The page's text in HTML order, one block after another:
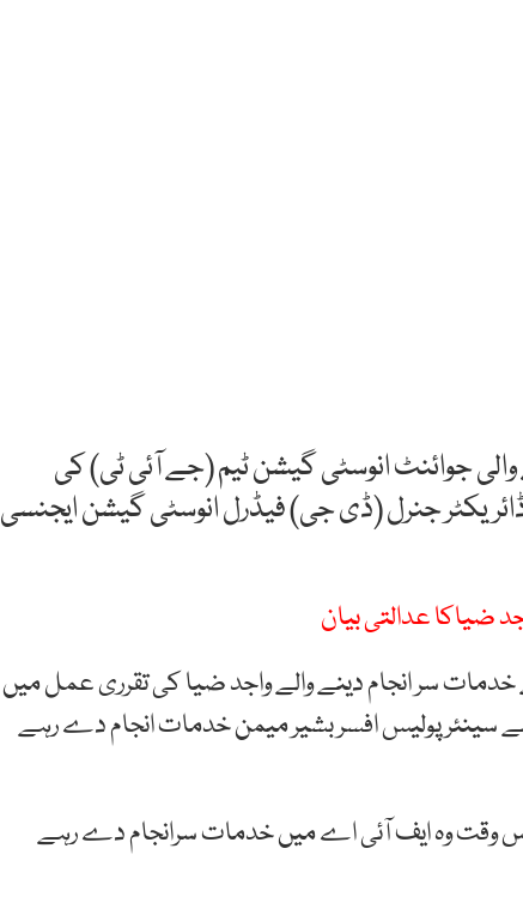
جوائنٹ انوسٹی گیشن ٹیم (جے آئی ٹی) کی
جنرل (ڈی جی) فیڈرل انوسٹی گیشن ایجنسی
سر انجام دینے والے واجد ضیا کی تقرری عمل میں
پولیس افسر بشیر میمن خدمات انجام دے رہے
وقت وہ ایف آئی اے میں خدمات سرانجام دے رہے